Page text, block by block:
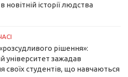
новітній історії людства
рішення»:
університет зажадав
своїх студентів, що навчаються